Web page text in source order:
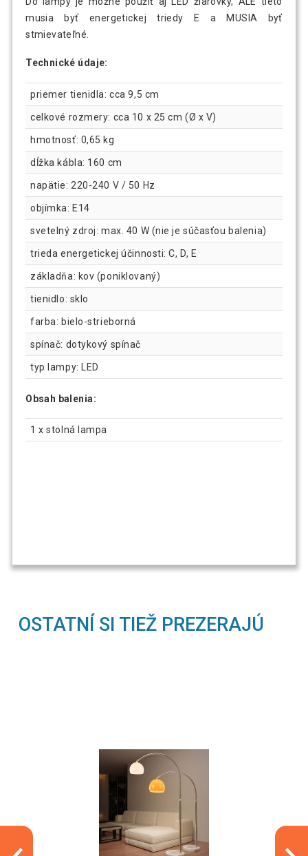
musia byť energetickej triedy E a MUSIA byť
stmievateľné.
Technické údaje:
priemer tienidla: cca 9,5 cm
celkové rozmery: cca 10 x 25 cm (Ø x V)
hmotnosť: 0,65 kg
dĺžka kábla: 160 cm
napätie: 220-240 V / 50 Hz
objímka: E14
svetelný zdroj: max. 40 W (nie je súčasťou balenia)
trieda energetickej účinnosti: C, D, E
základňa: kov (poniklovaný)
tienidlo: sklo
farba: bielo-strieborná
spínač: dotykový spínač
typ lampy: LED
Obsah balenia:
1 x stolná lampa
OSTATNÍ SI TIEŽ PREZERAJÚ